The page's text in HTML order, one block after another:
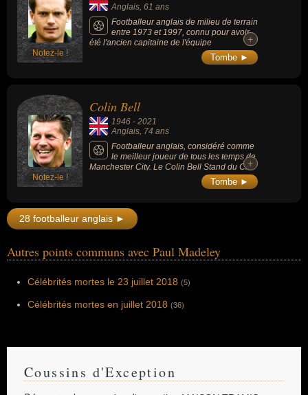
Notez-le !
Anglais, 61 ans
Footballeur anglais de milieu de terrain
entre 1973 et 1997, connu pour avoir
été l'ancien capitaine de l'équipe
d'Angleterre, puis reconverti comme
entraîneur et consultant sportif. Il participe à
+
+
Tombe ►
Notez-le !
Colin Bell
1946 - 2021
Anglais , 74 ans
Footballeur anglais, considéré comme
le meilleur joueur de tous les temps de
Manchester City. Le Colin Bell Stand du City
of Manchester Stadium est nommé en son
+
+
Tombe ►
28 footballeur anglais ►
Autres points communs avec Paul Madeley
Célébrités mortes le 23 juillet 2018 (5)
Célébrités mortes en juillet 2018 (36)
Coussins d'Exception